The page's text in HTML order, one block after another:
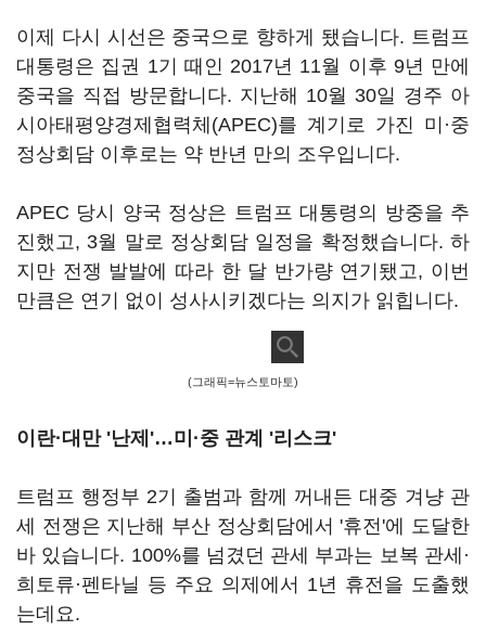
이제 다시 시선은 중국으로 향하게 됐습니다. 트럼프
대통령은 집권 1기 때인 2017년 11월 이후 9년 만에
중국을 직접 방문합니다. 지난해 10월 30일 경주 아
시아태평양경제협력체(APEC)를 계기로 가진 미·중
정상회담 이후로는 약 반년 만의 조우입니다.
APEC 당시 양국 정상은 트럼프 대통령의 방중을 추
진했고, 3월 말로 정상회담 일정을 확정했습니다. 하
지만 전쟁 발발에 따라 한 달 반가량 연기됐고, 이번
만큼은 연기 없이 성사시키겠다는 의지가 읽힙니다.
(그래픽=뉴스토마토)
이란·대만 '난제'…미·중 관계 '리스크'
트럼프 행정부 2기 출범과 함께 꺼내든 대중 겨냥 관
세 전쟁은 지난해 부산 정상회담에서 '휴전'에 도달한
바 있습니다. 100%를 넘겼던 관세 부과는 보복 관세·
희토류·펜타닐 등 주요 의제에서 1년 휴전을 도출했
는데요.